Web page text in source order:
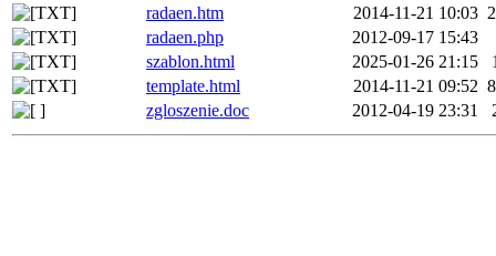
radaen.htm
2014-11-21 10:03
radaen.php
2012-09-17 15:43
szablon.html
2025-01-26 21:15
template.html
2014-11-21 09:52
zgloszenie.doc
2012-04-19 23:31